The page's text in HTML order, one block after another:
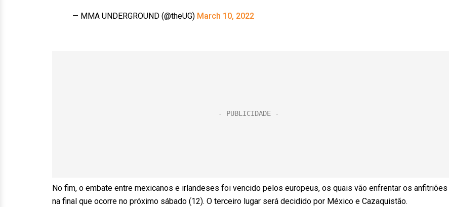
— MMA UNDERGROUND (@theUG) March 10, 2022
No fim, o embate entre mexicanos e irlandeses foi vencido pelos europeus, os quais vão enfrentar os anfitriões
na final que ocorre no próximo sábado (12). O terceiro lugar será decidido por México e Cazaquistão.